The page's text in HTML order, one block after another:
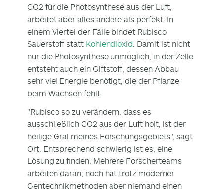
CO2 für die Photosynthese aus der Luft,
arbeitet aber alles andere als perfekt. In
einem Viertel der Fälle bindet Rubisco
Sauerstoff statt Kohlendioxid . Damit ist nicht
nur die Photosynthese unmöglich, in der Zelle
entsteht auch ein Giftstoff, dessen Abbau
sehr viel Energie benötigt, die der Pflanze
beim Wachsen fehlt.
"Rubisco so zu verändern, dass es
ausschließlich CO2 aus der Luft holt, ist der
heilige Gral meines Forschungsgebiets", sagt
Ort. Entsprechend schwierig ist es, eine
Lösung zu finden. Mehrere Forscherteams
arbeiten daran, noch hat trotz moderner
Gentechnikmethoden aber niemand einen